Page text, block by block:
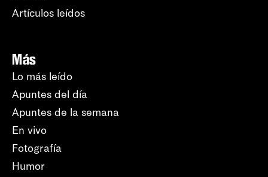
Artículos leídos
Más
Lo más leído
Apuntes del día
Apuntes de la semana
En vivo
Fotografía
Humor